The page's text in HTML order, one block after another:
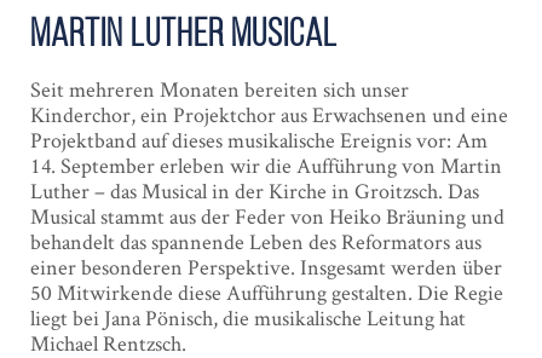
Martin Luther Musical
Seit mehreren Monaten bereiten sich unser
Kinderchor, ein Projektchor aus Erwachsenen und eine
Projektband auf dieses musikalische Ereignis vor: Am
14. September erleben wir die Aufführung von Martin
Luther – das Musical in der Kirche in Groitzsch. Das
Musical stammt aus der Feder von Heiko Bräuning und
behandelt das spannende Leben des Reformators aus
einer besonderen Perspektive. Insgesamt werden über
50 Mitwirkende diese Aufführung gestalten. Die Regie
liegt bei Jana Pönisch, die musikalische Leitung hat
Michael Rentzsch.